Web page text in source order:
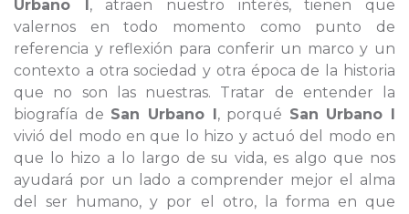
Urbano I, atraen nuestro interés, tienen que
valernos en todo momento como punto de
referencia y reflexión para conferir un marco y un
contexto a otra sociedad y otra época de la historia
que no son las nuestras. Tratar de entender la
biografía de San Urbano I, porqué San Urbano I
vivió del modo en que lo hizo y actuó del modo en
que lo hizo a lo largo de su vida, es algo que nos
ayudará por un lado a comprender mejor el alma
del ser humano, y por el otro, la forma en que